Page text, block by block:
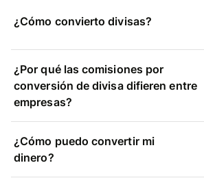
¿Cómo convierto divisas?
¿Por qué las comisiones por
conversión de divisa difieren entre
empresas?
¿Cómo puedo convertir mi
dinero?